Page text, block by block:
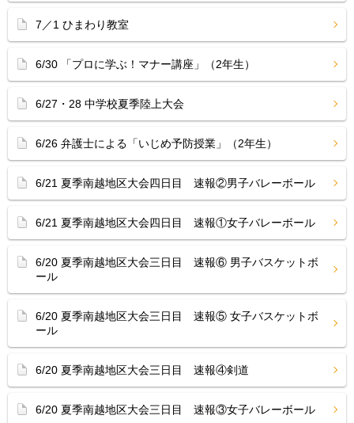
7／1 ひまわり教室
6/30 「プロに学ぶ！マナー講座」（2年生）
6/27・28 中学校夏季陸上大会
6/26 弁護士による「いじめ予防授業」（2年生）
6/21 夏季南越地区大会四日目 速報②男子バレーボール
6/21 夏季南越地区大会四日目 速報①女子バレーボール
6/20 夏季南越地区大会三日目 速報⑥ 男子バスケットボ
ール
6/20 夏季南越地区大会三日目 速報⑤ 女子バスケットボ
ール
6/20 夏季南越地区大会三日目 速報④剣道
6/20 夏季南越地区大会三日目 速報③女子バレーボール